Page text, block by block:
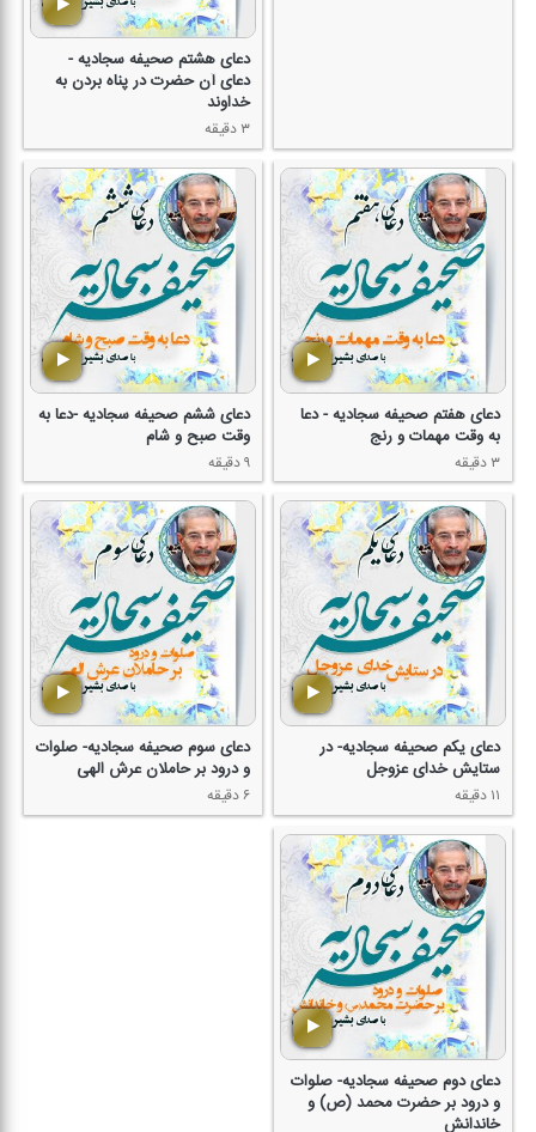
دعای هشتم صحیفه سجادیه -
دعای آن حضرت در پناه بردن به
خداوند
۳ دقیقه
دعای هفتم صحیفه سجادیه - دعا
به وقت مهمات و رنج
۳ دقیقه
دعای ششم صحیفه سجادیه -دعا به
وقت صبح و شام
۹ دقیقه
دعای یكم صحیفه سجادیه- در
ستایش خدای عزوجل
۱۱ دقیقه
دعای سوم صحیفه سجادیه- صلوات
و درود بر حاملان عرش الهی
۶ دقیقه
دعای دوم صحیفه سجادیه- صلوات
و درود بر حضرت محمد (ص) و
خاندانش